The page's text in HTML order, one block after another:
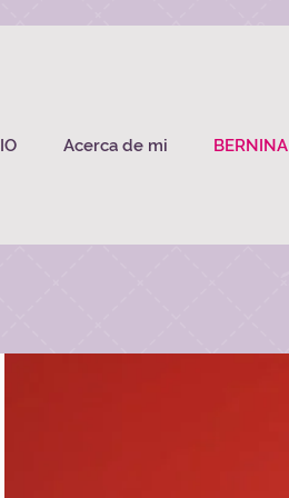
Acerca de mi BERNINA